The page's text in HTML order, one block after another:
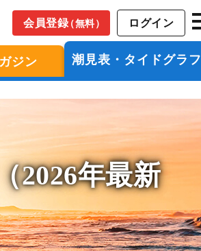
会員登録（無料） ログイン
ジン 潮見表・タイドグラフ
2026年最新